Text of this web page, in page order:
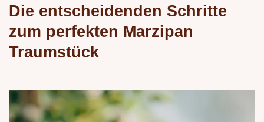
Die entscheidenden Schritte
zum perfekten Marzipan
Traumstück